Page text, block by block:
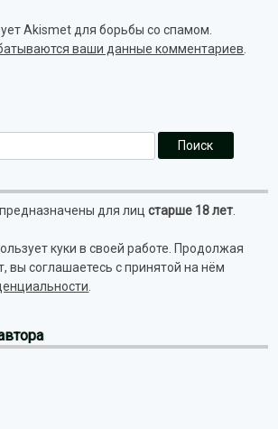
Akismet для борьбы со спамом.
ваши данные комментариев
для лицстарше 18 лет
куки в своей работе. Продолжая
вы соглашаетесь с принятой на нём